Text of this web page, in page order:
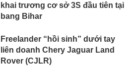
khai trương cơ sở 3S đầu tiên tại
bang Bihar
Freelander “hồi sinh” dưới tay
liên doanh Chery Jaguar Land
Rover (CJLR)